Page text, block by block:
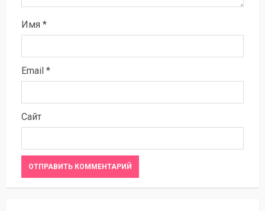
Имя *
Email *
Сайт